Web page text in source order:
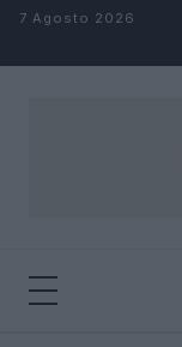
Salta al contenuto
7 Agosto 2026